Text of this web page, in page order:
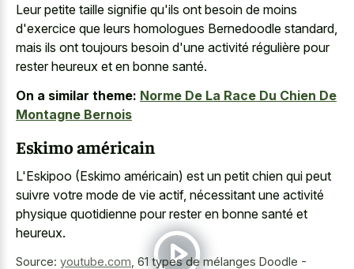
Leur petite taille signifie qu'ils ont besoin de moins
d'exercice que leurs homologues Bernedoodle standard,
mais ils ont toujours besoin d'une activité régulière pour
rester heureux et en bonne santé.
On a similar theme: Norme De La Race Du Chien De
Montagne Bernois
Eskimo américain
L'Eskipoo (Eskimo américain) est un petit chien qui peut
suivre votre mode de vie actif, nécessitant une activité
physique quotidienne pour rester en bonne santé et
heureux.
Source: youtube.com 61 types de mélanges Doodle -